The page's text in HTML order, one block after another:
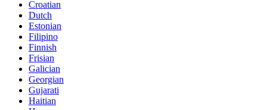
Croatian
Dutch
Estonian
Filipino
Finnish
Frisian
Galician
Georgian
Gujarati
Haitian